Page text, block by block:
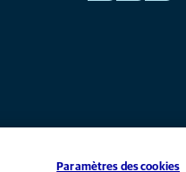
Paramètres des cookies